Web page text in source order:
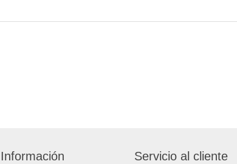
Información Servicio al cliente